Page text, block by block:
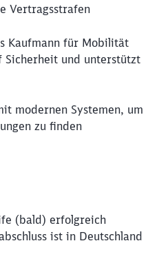
Vertragsstrafen
Kaufmann für Mobilität
Sicherheit und unterstützt
modernen Systemen, um
zu finden
(bald) erfolgreich
ist in Deutschland